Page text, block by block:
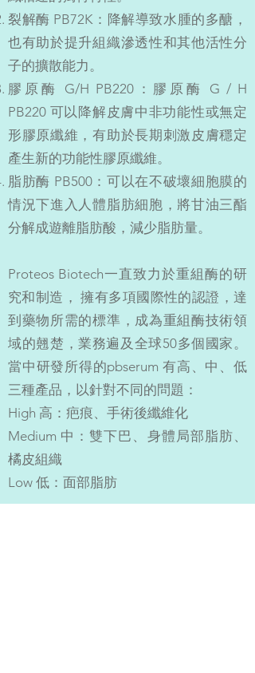
裂解酶 PB72K：降解導致水腫的多醣，
也有助於提升組織滲透性和其他活性分
子的擴散能力。
膠原酶 G/H PB220：膠原酶 G / H
PB220 可以降解皮膚中非功能性或無定
形膠原纖維，有助於長期刺激皮膚穩定
產生新的功能性膠原纖維。
脂肪酶 PB500：可以在不破壞細胞膜的
情況下進入人體脂肪細胞，將甘油三酯
分解成遊離脂肪酸，減少脂肪量。
Proteos Biotech一直致力於重組酶的研
究和制造， 擁有多項國際性的認證，達
到藥物所需的標準，成為重組酶技術領
域的翹楚，業務遍及全球50多個國家。
當中研發所得的pbserum 有高、中、低
三種產品，以針對不同的問題：
High 高：疤痕、手術後纖維化
Medium 中：雙下巴、身體局部脂肪、
橘皮組織
Low 低：面部脂肪